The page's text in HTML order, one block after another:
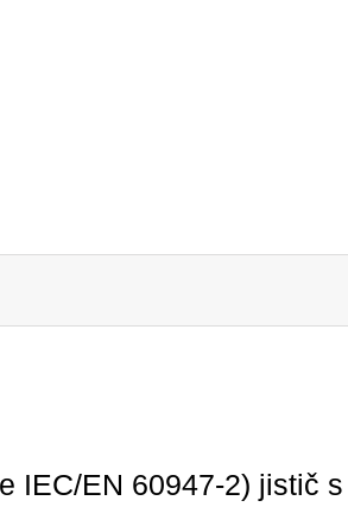
IEC/EN 60947-2) jistič